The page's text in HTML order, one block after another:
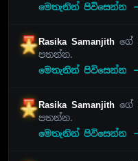
මෙතැනින් පිවිසෙන්න
Rasika Samanjithගේ
පතන්න.
මෙතැනින් පිවිසෙන්න
Rasika Samanjithගේ
පතන්න.
මෙතැනින් පිවිසෙන්න